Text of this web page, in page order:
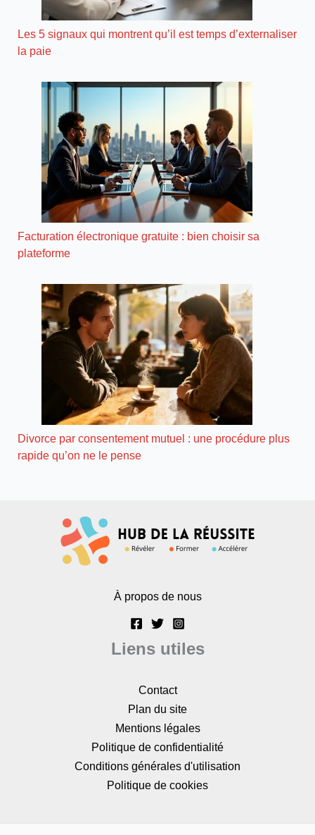
Les 5 signaux qui montrent qu’il est temps d’externaliser
la paie
Facturation électronique gratuite : bien choisir sa
plateforme
Divorce par consentement mutuel : une procédure plus
rapide qu’on ne le pense
À propos de nous
Liens utiles
Contact
Plan du site
Mentions légales
Politique de confidentialité
Conditions générales d'utilisation
Politique de cookies